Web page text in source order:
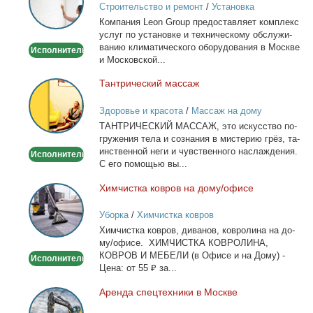
в
Москве
Исполнитель
Строительство и ремонт/ Установка
кондиционеров
Ком­па­ния Leon Group предо­став­ля­ет ком­плекс
услуг по уста­нов­ке и тех­ни­че­ско­му об­слу­жи­
ва­нию кли­ма­ти­че­ско­го обо­ру­до­ва­ния в Москве
и Мос­ков­ской...
Тантрический
массаж
Исполнитель
Тан­три­че­ский мас­саж
Здоровье и красота/ Массаж на дому
ТАНТРИЧЕСКИЙ МАССАЖ, это ис­кус­ство по­
гру­же­ния те­ла и со­зна­ния в ми­сте­рию грёз, та­
ин­ствен­ной неги и чув­ствен­но­го на­сла­жде­ния.
С его по­мо­щью вы...
Химчистка
ковров
на
дому/
Исполнитель
Хим­чист­ка ков­ров на до­му/офи­се
Уборка/ Химчистка ковров
Хим­чист­ка ков­ров, ди­ва­нов, ков­ро­ли­на на до­
му/офи­се. ХИМЧИСТКА КОВРОЛИНА,
КОВРОВ И МЕБЕЛИ (в Офи­се и на До­му) -
Це­на: от 55 ₽ за...
Аренда
спецтехники
Арен­да спец­тех­ни­ки в Москве